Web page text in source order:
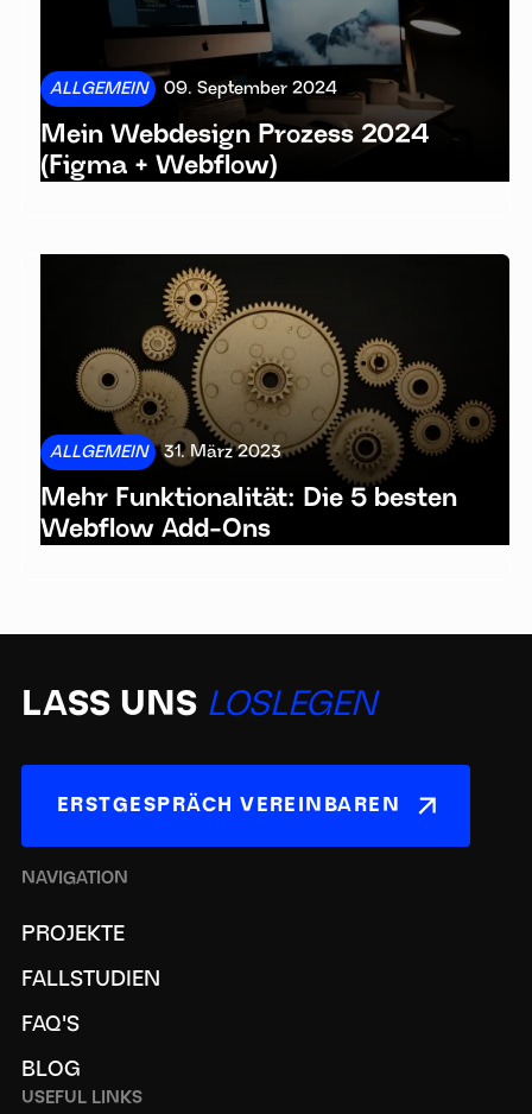
ALLGEMEIN 09. September 2024
Mein Webdesign Prozess 2024
(Figma + Webflow)
ALLGEMEIN 31. März 2023
Mehr Funktionalität: Die 5 besten
Webflow Add-Ons
LASS UNS LOSLEGEN
ERSTGESPRÄCH VEREINBAREN
NAVIGATION
PROJEKTE
FALLSTUDIEN
FAQ'S
BLOG
USEFUL LINKS